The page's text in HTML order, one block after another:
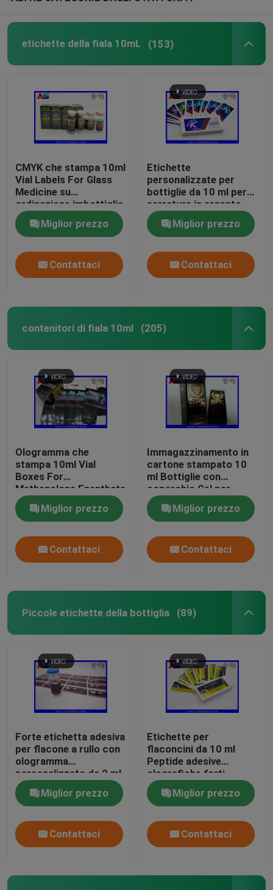
Fiale di vetro farmaceutiche
etichetta della bottiglia di pillola
Piegatore manuale della fiala
Stampa su ordinazione dell'opuscolo
Sacco Di Carta Della Spesa
etichette della fiala 10mL (153)
CMYK che stampa 10ml
Vial Labels For Glass
Medicine su
ordinazione imbottiglia
Miglior prezzo
Contattaci
Etichette
personalizzate per
bottiglie da 10 ml per
serrature in argento
Chiusura a cerniera
Foglio di alluminio
Punch
Miglior prezzo
Contattaci
contenitori di fiala 10ml (205)
Ologramma che
stampa 10ml Vial
Boxes For
Methenolone Enanthate
Vial Packaging
Miglior prezzo
Contattaci
Immagazzinamento in
cartone stampato 10
ml Bottiglie con
coperchio Gel per
bodybuilding Fogli d'
oro Imballaggio Fogli d'
oro / effetto
ologramma
Miglior prezzo
Contattaci
Piccole etichette della bottiglia (89)
Forte etichetta adesiva
per flacone a rullo con
ologramma
personalizzato da 2 ml
per peptidi
Miglior prezzo
Contattaci
Etichette per
flaconcini da 10 ml
Peptide adesive
olografiche forti
Etichette per
flaconcini farmaceutici
25x60 mm
Miglior prezzo
Contattaci